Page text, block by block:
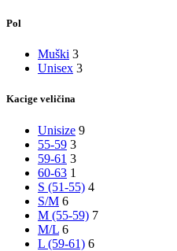
Pol
Muški 3
Unisex 3
Kacige veličina
Unisize 9
55-59 3
59-61 3
60-63 1
S (51-55) 4
S/M 6
M (55-59) 7
M/L 6
L (59-61) 6